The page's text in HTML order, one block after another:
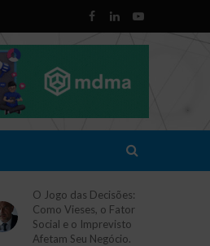
O Jogo das Decisões:
Como Vieses, o Fator
Social e o Imprevisto
Afetam Seu Negócio.